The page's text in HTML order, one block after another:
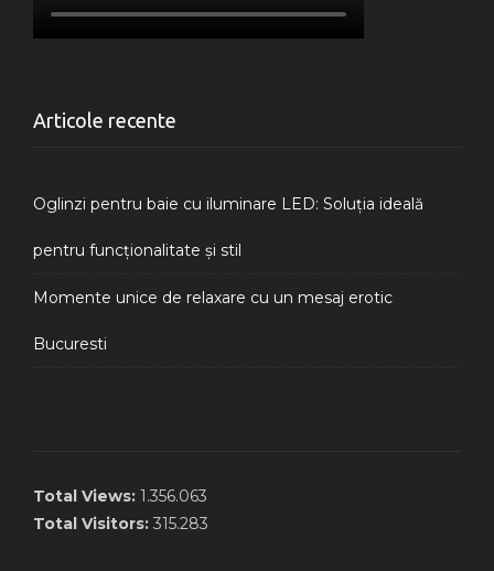
Articole recente
Oglinzi pentru baie cu iluminare LED: Soluția ideală
pentru funcționalitate și stil
Momente unice de relaxare cu un mesaj erotic
Bucuresti
Total Views: 1.356.063
Total Visitors: 315.283